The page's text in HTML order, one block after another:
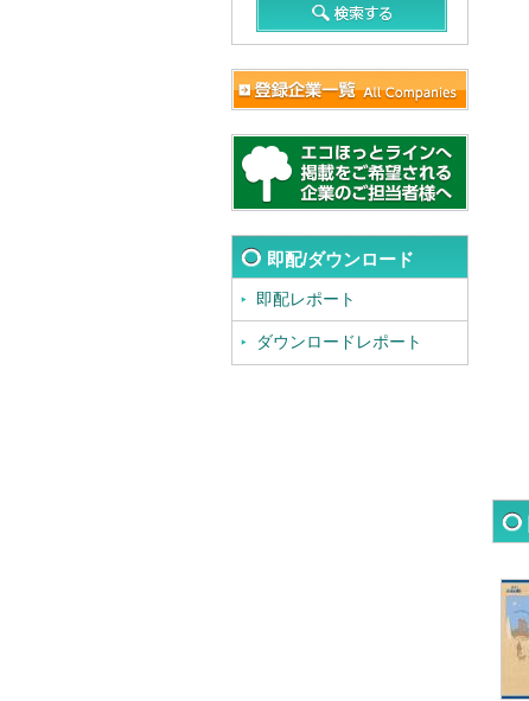
即配/ダウンロード
即配レポート
ダウンロードレポート